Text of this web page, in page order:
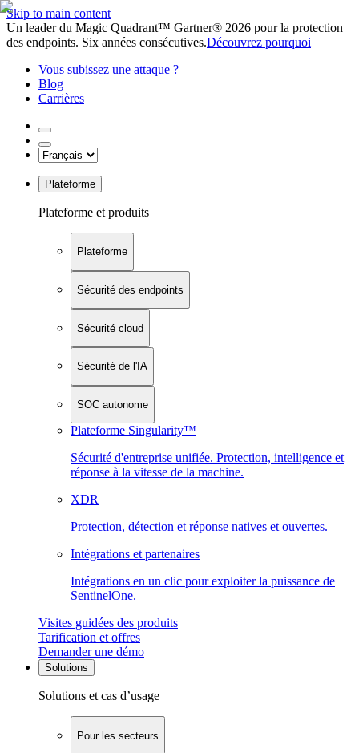
Skip to main content
Un leader du Magic Quadrant™ Gartner® 2026 pour la protection
des endpoints. Six années consécutives.Découvrez pourquoi
Vous subissez une attaque ?
Blog
Carrières
Plateforme
Plateforme et produits
Plateforme
Sécurité des endpoints
Sécurité cloud
Sécurité de l'IA
SOC autonome
Plateforme Singularity™
Sécurité d'entreprise unifiée. Protection, intelligence et
réponse à la vitesse de la machine.
XDR
Protection, détection et réponse natives et ouvertes.
Intégrations et partenaires
Intégrations en un clic pour exploiter la puissance de
SentinelOne.
Visites guidées des produits
Tarification et offres
Demander une démo
Solutions
Solutions et cas d’usage
Pour les secteurs